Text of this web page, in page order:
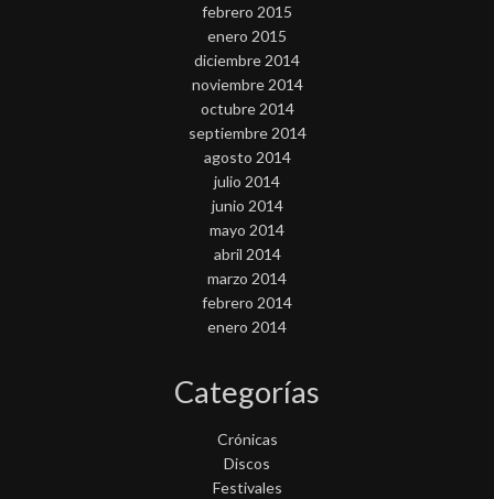
febrero 2015
enero 2015
diciembre 2014
noviembre 2014
octubre 2014
septiembre 2014
agosto 2014
julio 2014
junio 2014
mayo 2014
abril 2014
marzo 2014
febrero 2014
enero 2014
Categorías
Crónicas
Discos
Festivales